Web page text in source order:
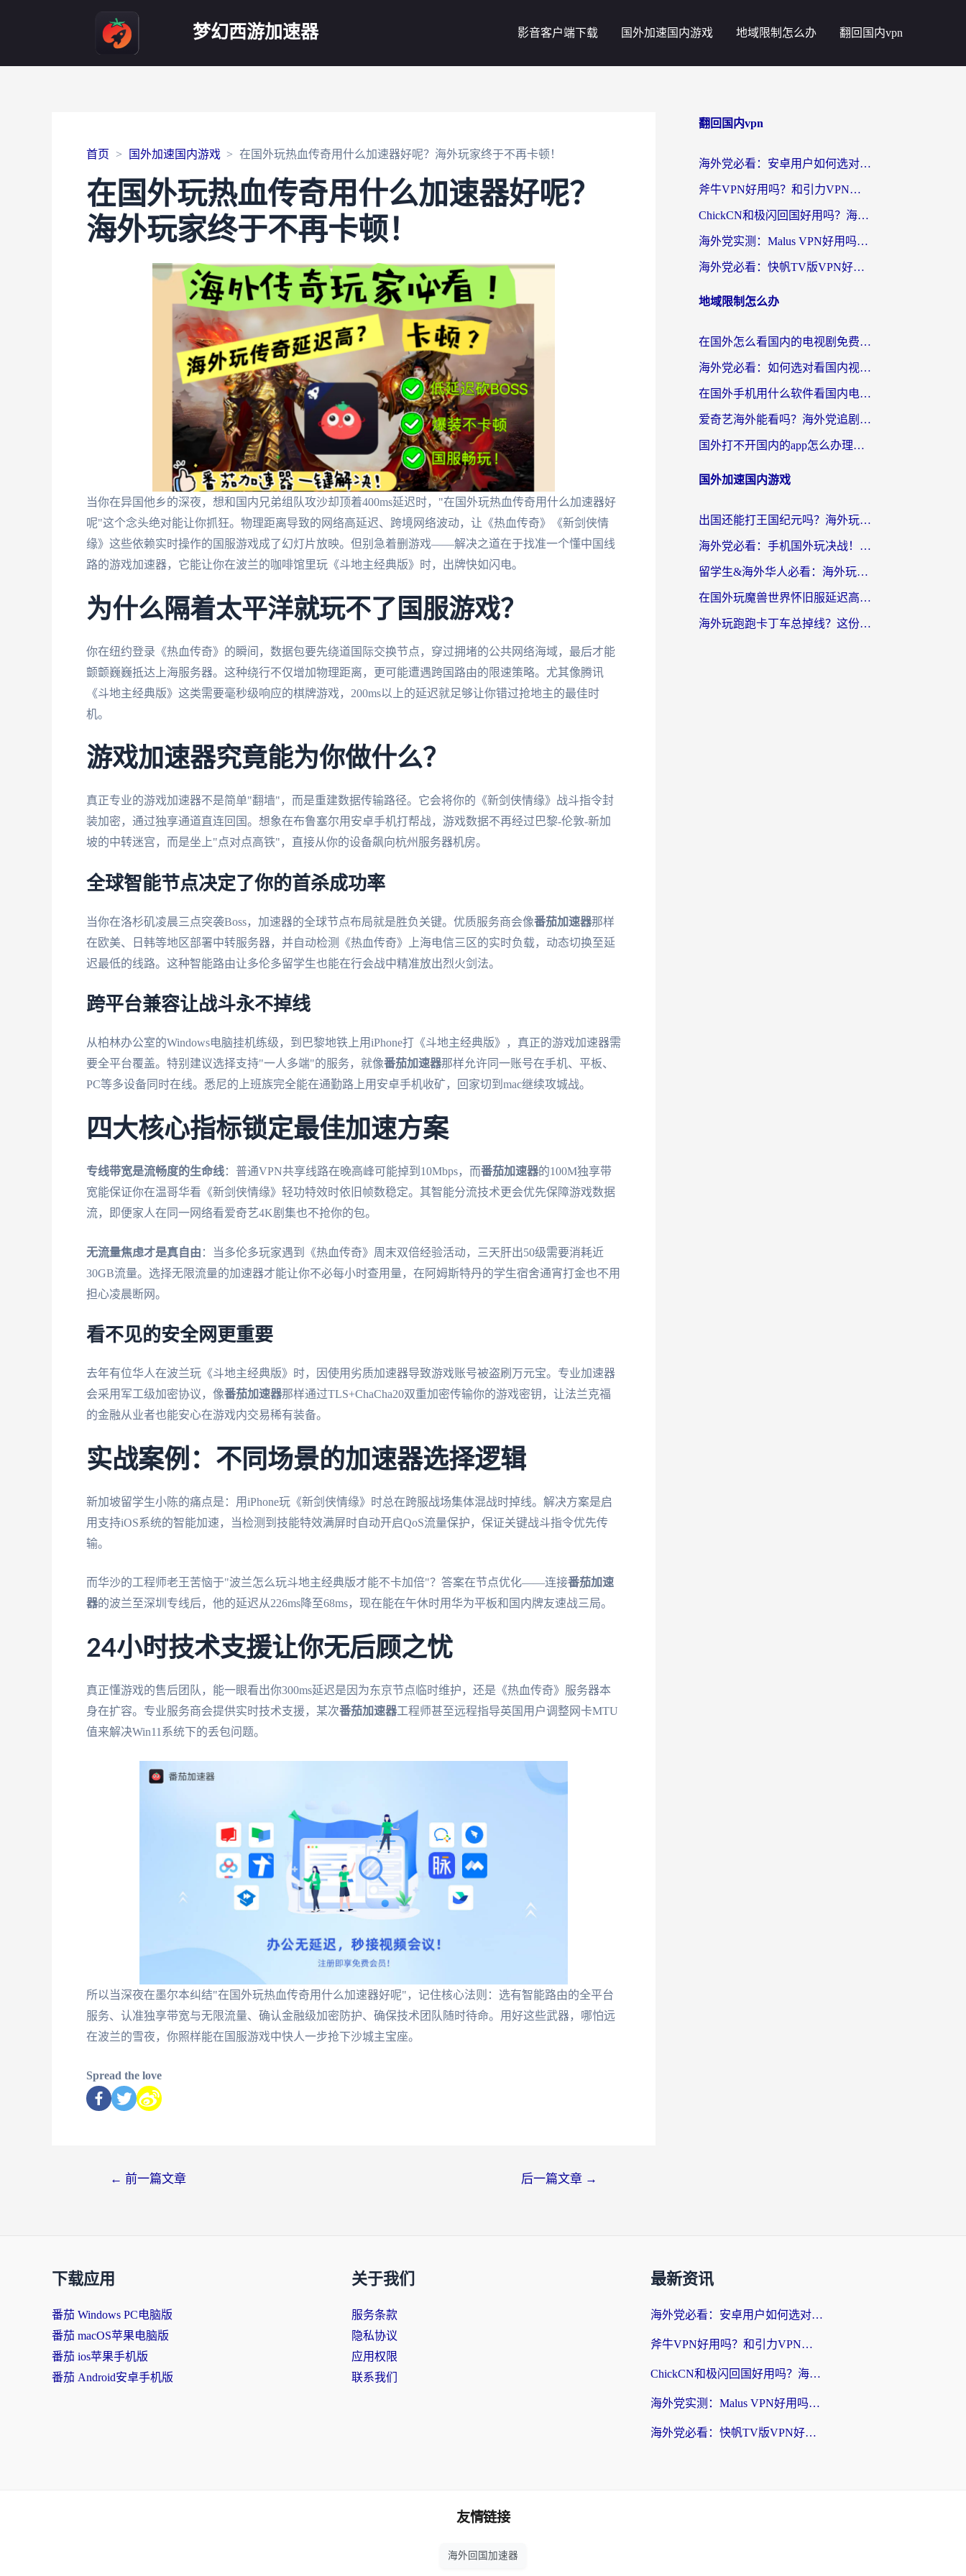
梦幻西游加速器 影音客户端下载 国外加速国内游戏 地域限制怎么办 翻回国内vpn
首页 国外加速国内游戏 在国外玩热血传奇用什么加速器好呢？海外玩家终于不再卡顿！
在国外玩热血传奇用什么加速器好呢？
海外玩家终于不再卡顿！
当你在异国他乡的深夜，想和国内兄弟组队攻沙却顶着400ms延迟时，"在国外玩热血传奇用什么加速器好
呢"这个念头绝对能让你抓狂。物理距离导致的网络高延迟、跨境网络波动，让《热血传奇》《新剑侠情
缘》这些依赖实时操作的国服游戏成了幻灯片放映。但别急着删游戏——解决之道在于找准一个懂中国线
路的游戏加速器，它能让你在波兰的咖啡馆里玩《斗地主经典版》时，出牌快如闪电。
为什么隔着太平洋就玩不了国服游戏？
你在纽约登录《热血传奇》的瞬间，数据包要先绕道国际交换节点，穿过拥堵的公共网络海域，最后才能
颤颤巍巍抵达上海服务器。这种绕行不仅增加物理距离，更可能遭遇跨国路由的限速策略。尤其像腾讯
《斗地主经典版》这类需要毫秒级响应的棋牌游戏，200ms以上的延迟就足够让你错过抢地主的最佳时
机。
游戏加速器究竟能为你做什么？
真正专业的游戏加速器不是简单"翻墙"，而是重建数据传输路径。它会将你的《新剑侠情缘》战斗指令封
装加密，通过独享通道直连回国。想象在布鲁塞尔用安卓手机打帮战，游戏数据不再经过巴黎-伦敦-新加
坡的中转迷宫，而是坐上"点对点高铁"，直接从你的设备飙向杭州服务器机房。
全球智能节点决定了你的首杀成功率
当你在洛杉矶凌晨三点突袭Boss，加速器的全球节点布局就是胜负关键。优质服务商会像番茄加速器那样
在欧美、日韩等地区部署中转服务器，并自动检测《热血传奇》上海电信三区的实时负载，动态切换至延
迟最低的线路。这种智能路由让多伦多留学生也能在行会战中精准放出烈火剑法。
跨平台兼容让战斗永不掉线
从柏林办公室的Windows电脑挂机练级，到巴黎地铁上用iPhone打《斗地主经典版》，真正的游戏加速器需
要全平台覆盖。特别建议选择支持"一人多端"的服务，就像番茄加速器那样允许同一账号在手机、平板、
PC等多设备同时在线。悉尼的上班族完全能在通勤路上用安卓手机收矿，回家切到mac继续攻城战。
四大核心指标锁定最佳加速方案
专线带宽是流畅度的生命线：普通VPN共享线路在晚高峰可能掉到10Mbps，而番茄加速器的100M独享带
宽能保证你在温哥华看《新剑侠情缘》轻功特效时依旧帧数稳定。其智能分流技术更会优先保障游戏数据
流，即便家人在同一网络看爱奇艺4K剧集也不抢你的包。
无流量焦虑才是真自由 ：当多伦多玩家遇到《热血传奇》周末双倍经验活动，三天肝出50级需要消耗近
30GB流量。选择无限流量的加速器才能让你不必每小时查用量，在阿姆斯特丹的学生宿舍通宵打金也不用
担心凌晨断网。
看不见的安全网更重要
去年有位华人在波兰玩《斗地主经典版》时，因使用劣质加速器导致游戏账号被盗刷万元宝。专业加速器
会采用军工级加密协议，像番茄加速器那样通过TLS+ChaCha20双重加密传输你的游戏密钥，让法兰克福
的金融从业者也能安心在游戏内交易稀有装备。
实战案例：不同场景的加速器选择逻辑
新加坡留学生小陈的痛点是：用iPhone玩《新剑侠情缘》时总在跨服战场集体混战时掉线。解决方案是启
用支持iOS系统的智能加速，当检测到技能特效满屏时自动开启QoS流量保护，保证关键战斗指令优先传
输。
而华沙的工程师老王苦恼于"波兰怎么玩斗地主经典版才能不卡加倍"？答案在节点优化——连接番茄加速
器的波兰至深圳专线后，他的延迟从226ms降至68ms，现在能在午休时用华为平板和国内牌友速战三局。
24小时技术支援让你无后顾之忧
真正懂游戏的售后团队，能一眼看出你300ms延迟是因为东京节点临时维护，还是《热血传奇》服务器本
身在扩容。专业服务商会提供实时技术支援，某次番茄加速器工程师甚至远程指导英国用户调整网卡MTU
值来解决Win11系统下的丢包问题。
所以当深夜在墨尔本纠结"在国外玩热血传奇用什么加速器好呢"，记住核心法则：选有智能路由的全平台
服务、认准独享带宽与无限流量、确认金融级加密防护、确保技术团队随时待命。用好这些武器，哪怕远
在波兰的雪夜，你照样能在国服游戏中快人一步抢下沙城主宝座。
Spread the love
← 前一篇文章 后一篇文章 →
翻回国内vpn
海外党必看：安卓用户如何选对回国VPN？从踩坑到无缝访问的全攻略
斧牛VPN好用吗？和引力VPN对比哪个回国效果更好？海外党亲测3款加速器+避坑指南
ChickCN和极闪回国好用吗？海外党亲测3款加速器，教你选对不踩坑
海外党实测：Malus VPN好用吗？和回国VPN对比哪个回国效果更好？附真实体验与加速器推荐
海外党必看：快帆TV版VPN好用吗？和豌豆IP VPN对比哪个回国效果更好？附真实体验与选择指南
地域限制怎么办
在国外怎么看国内的电视剧免费？留学生亲测有效的回国加速器选择指南
海外党必看：如何选对看国内视频VPN，轻松解决12123登录难题？
在国外手机用什么软件看国内电视剧？海外党亲测的实用指南
爱奇艺海外能看吗？海外党追剧看电影的终极回国加速器指南
国外打不开国内的app怎么办理？3步选对加速器，刷剧办业务都不愁
国外加速国内游戏
出国还能打王国纪元吗？海外玩家国服游戏畅玩终极指南
海外党必看：手机国外玩决战！平安京加速器推荐——解决延迟卡顿的终极方案
留学生&海外华人必看：海外玩原神不卡顿的秘密——原神加速器选择与使用全攻略
在国外玩魔兽世界怀旧服延迟高怎么办？老玩家亲测有效的加速器选择指南
海外玩跑跑卡丁车总掉线？这份境外加速指南帮你零延迟漂移！
下载应用
番茄 Windows PC电脑版
番茄 macOS苹果电脑版
番茄 ios苹果手机版
番茄 Android安卓手机版
关于我们
服务条款
隐私协议
应用权限
联系我们
最新资讯
海外党必看：安卓用户如何选对回国VPN？从踩坑到无缝访问的全攻略
斧牛VPN好用吗？和引力VPN对比哪个回国效果更好？海外党亲测3款加速器+避坑指南
ChickCN和极闪回国好用吗？海外党亲测3款加速器，教你选对不踩坑
海外党实测：Malus VPN好用吗？和回国VPN对比哪个回国效果更好？附真实体验与加速器推荐
海外党必看：快帆TV版VPN好用吗？和豌豆IP VPN对比哪个回国效果更好？附真实体验与选择指南
友情链接
海外回国加速器